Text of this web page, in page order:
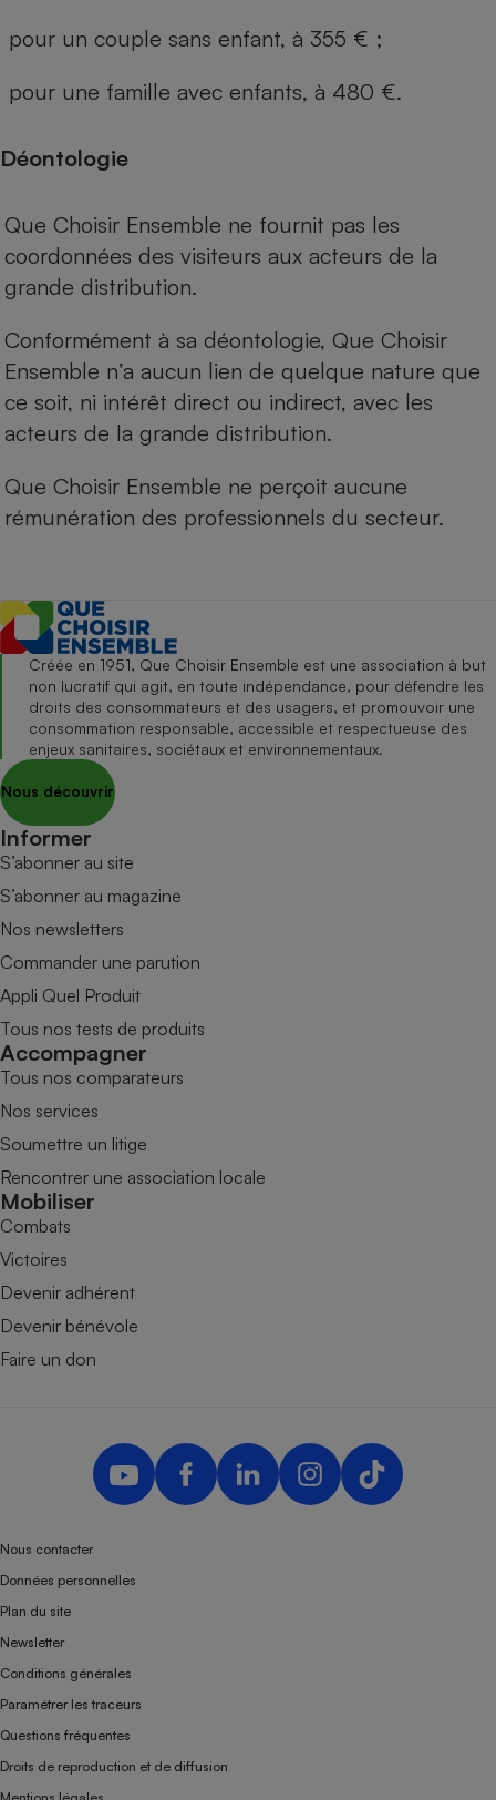
pour un couple sans enfant, à 355 € ;
pour une famille avec enfants, à 480 €.
Déontologie
Que Choisir Ensemble ne fournit pas les
coordonnées des visiteurs aux acteurs de la
grande distribution.
Conformément à sa déontologie, Que Choisir
Ensemble n’a aucun lien de quelque nature que
ce soit, ni intérêt direct ou indirect, avec les
acteurs de la grande distribution.
Que Choisir Ensemble ne perçoit aucune
rémunération des professionnels du secteur.
Créée en 1951, Que Choisir Ensemble est une association à but
non lucratif qui agit, en toute indépendance, pour défendre les
droits des consommateurs et des usagers, et promouvoir une
consommation responsable, accessible et respectueuse des
enjeux sanitaires, sociétaux et environnementaux.
Nous découvrir
Informer
S’abonner au site
S’abonner au magazine
Nos newsletters
Commander une parution
Appli Quel Produit
Tous nos tests de produits
Accompagner
Tous nos comparateurs
Nos services
Soumettre un litige
Rencontrer une association locale
Mobiliser
Combats
Victoires
Devenir adhérent
Devenir bénévole
Faire un don
Nous contacter
Données personnelles
Plan du site
Newsletter
Conditions générales
Paramétrer les traceurs
Questions fréquentes
Droits de reproduction et de diffusion